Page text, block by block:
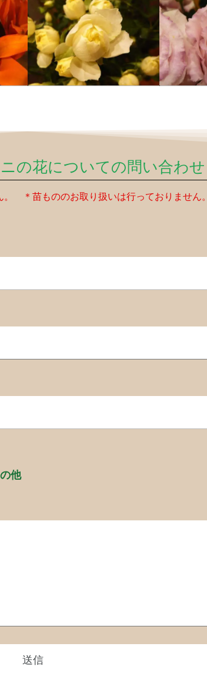
の花についての問い合わせ
。 ＊苗もののお取り扱いは行っておりません。
他